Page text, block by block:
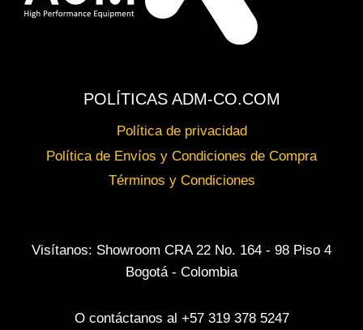
POLÍTICAS ADM-CO.COM
Política de privacidad
Política de Envíos y Condiciones de Compra
Términos y Condiciones
Visítanos: Showroom CRA 22 No. 164 - 98 Piso 4
Bogotá - Colombia
O contáctanos al +57 319 378 5247